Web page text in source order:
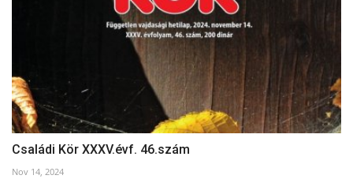
Családi Kör XXXV.évf. 46.szám
Nov 14, 2024